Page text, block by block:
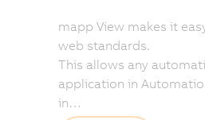
mapp View makes it
web standards.
This allows any
application in
in…